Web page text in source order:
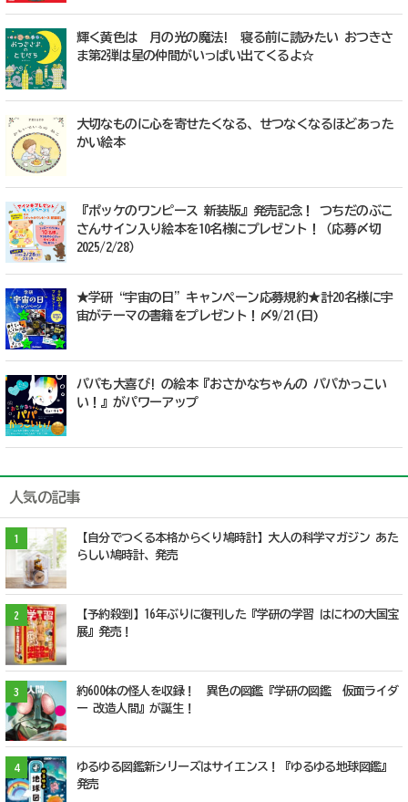
輝く黄色は 月の光の魔法! 寝る前に読みたい おつきさ
ま第2弾は星の仲間がいっぱい出てくるよ☆
大切なものに心を寄せたくなる、せつなくなるほどあった
かい絵本
『ポッケのワンピース 新装版』発売記念！ つちだのぶこ
さんサイン入り絵本を10名様にプレゼント！（応募〆切
2025/2/28）
★学研“宇宙の日”キャンぺーン応募規約★計20名様に宇
宙がテーマの書籍をプレゼント！〆9/21(日)
パパも大喜び! の絵本『おさかなちゃんの パパかっこい
い！』がパワーアップ
人気の記事
1
【自分でつくる本格からくり鳩時計】大人の科学マガジン あた
らしい鳩時計、発売
2
【予約殺到】16年ぶりに復刊した『学研の学習 はにわの大国宝
展』発売！
3
約600体の怪人を収録！ 異色の図鑑『学研の図鑑 仮面ライダ
ー 改造人間』が誕生！
4
ゆるゆる図鑑新シリーズはサイエンス！『ゆるゆる地球図鑑』
発売